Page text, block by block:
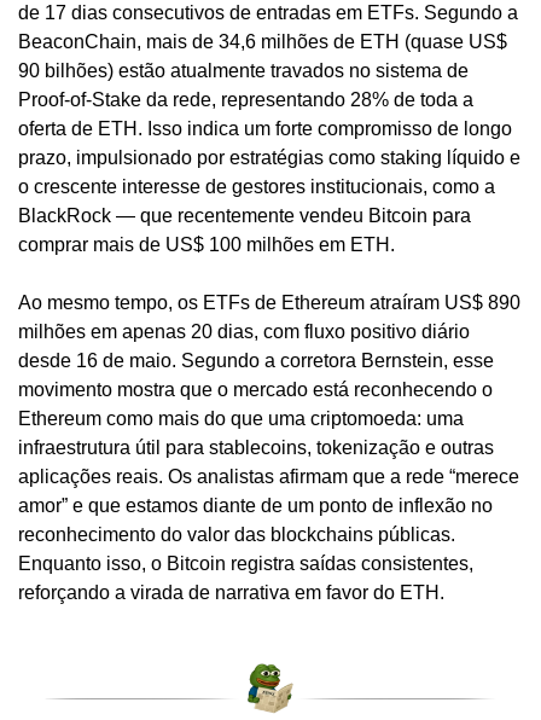
de 17 dias consecutivos de entradas em ETFs. Segundo a
BeaconChain, mais de 34,6 milhões de ETH (quase US$
90 bilhões) estão atualmente travados no sistema de
Proof-of-Stake da rede, representando 28% de toda a
oferta de ETH. Isso indica um forte compromisso de longo
prazo, impulsionado por estratégias como staking líquido e
o crescente interesse de gestores institucionais, como a
BlackRock — que recentemente vendeu Bitcoin para
comprar mais de US$ 100 milhões em ETH.
Ao mesmo tempo, os ETFs de Ethereum atraíram US$ 890
milhões em apenas 20 dias, com fluxo positivo diário
desde 16 de maio. Segundo a corretora Bernstein, esse
movimento mostra que o mercado está reconhecendo o
Ethereum como mais do que uma criptomoeda: uma
infraestrutura útil para stablecoins, tokenização e outras
aplicações reais. Os analistas afirmam que a rede “merece
amor” e que estamos diante de um ponto de inflexão no
reconhecimento do valor das blockchains públicas.
Enquanto isso, o Bitcoin registra saídas consistentes,
reforçando a virada de narrativa em favor do ETH.